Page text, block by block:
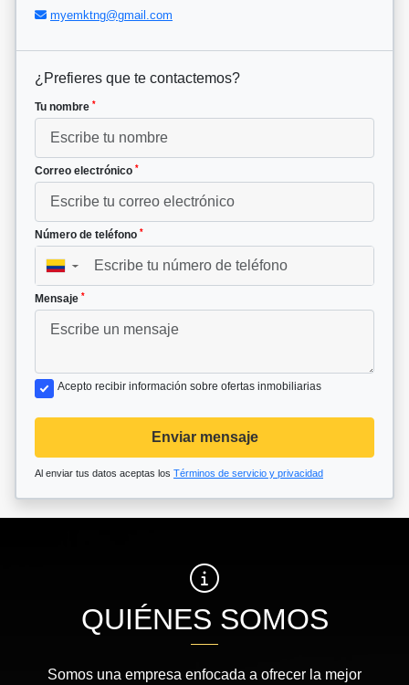
myemktng@gmail.com
¿Prefieres que te contactemos?
Tu nombre *
Correo electrónico *
Número de teléfono *
▼
Mensaje *
Acepto recibir información sobre ofertas inmobiliarias
Enviar mensaje
Al enviar tus datos aceptas los Términos de servicio y privacidad
QUIÉNES SOMOS
Somos una empresa enfocada a ofrecer la mejor